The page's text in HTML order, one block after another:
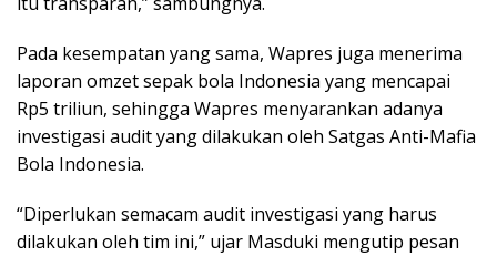
Pada kesempatan yang sama, Wapres juga menerima
laporan omzet sepak bola Indonesia yang mencapai
Rp5 triliun, sehingga Wapres menyarankan adanya
investigasi audit yang dilakukan oleh Satgas Anti-Mafia
Bola Indonesia.
“Diperlukan semacam audit investigasi yang harus
dilakukan oleh tim ini,” ujar Masduki mengutip pesan